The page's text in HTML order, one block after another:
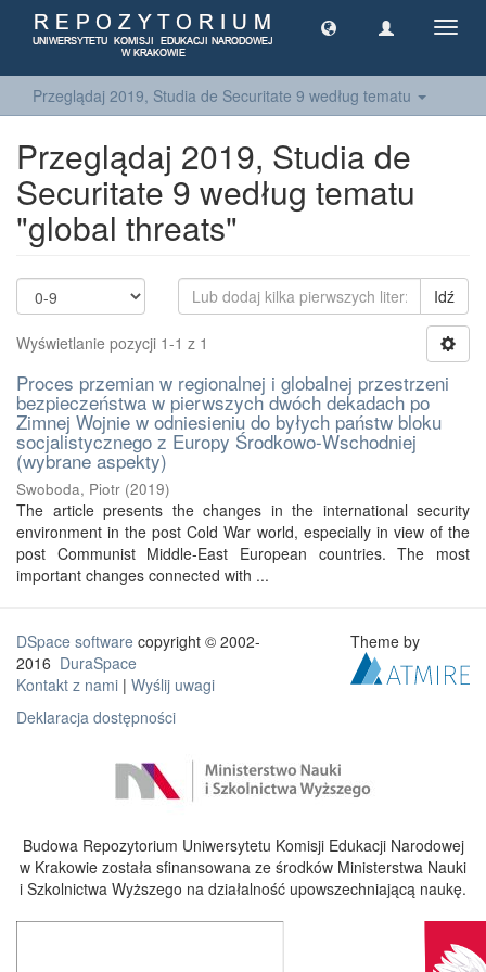
Przeglądaj 2019, Studia de Securitate 9 według tematu
Przeglądaj 2019, Studia de
Securitate 9 według tematu
"global threats"
Idź
Wyświetlanie pozycji 1-1 z 1
Proces przemian w regionalnej i globalnej przestrzeni
bezpieczeństwa w pierwszych dwóch dekadach po
Zimnej Wojnie w odniesieniu do byłych państw bloku
socjalistycznego z Europy Środkowo-Wschodniej
(wybrane aspekty)
Swoboda, Piotr (2019)
The article presents the changes in the international security
environment in the post Cold War world, especially in view of the
post Communist Middle-East European countries. The most
important changes connected with ...
DSpace software copyright © 2002-
2016 DuraSpace
Kontakt z nami | Wyślij uwagi
Deklaracja dostępności
Theme by
Budowa Repozytorium Uniwersytetu Komisji Edukacji Narodowej
w Krakowie została sfinansowana ze środków Ministerstwa Nauki
i Szkolnictwa Wyższego na działalność upowszechniającą naukę.